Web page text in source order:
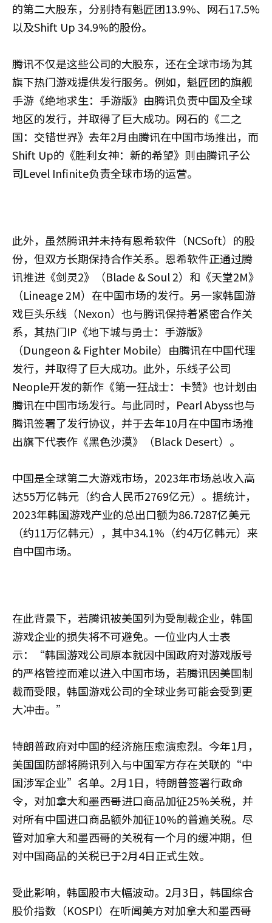
的第二大股东，分别持有魁匠团13.9%、网石17.5%
以及Shift Up 34.9%的股份。
腾讯不仅是这些公司的大股东，还在全球市场为其
旗下热门游戏提供发行服务。例如，魁匠团的旗舰
手游《绝地求生：手游版》由腾讯负责中国及全球
地区的发行，并取得了巨大成功。网石的《二之
国：交错世界》去年2月由腾讯在中国市场推出，而
Shift Up的《胜利女神：新的希望》则由腾讯子公
司Level Infinite负责全球市场的运营。
此外，虽然腾讯并未持有恩希软件（NCSoft）的股
份，但双方长期保持合作关系。恩希软件正通过腾
讯推进《剑灵2》（Blade & Soul 2）和《天堂2M》
（Lineage 2M）在中国市场的发行。另一家韩国游
戏巨头乐线（Nexon）也与腾讯保持着紧密合作关
系，其热门IP《地下城与勇士：手游版》
（Dungeon & Fighter Mobile）由腾讯在中国代理
发行，并取得了巨大成功。此外，乐线子公司
Neople开发的新作《第一狂战士：卡赞》也计划由
腾讯在中国市场发行。与此同时，Pearl Abyss也与
腾讯签署了发行协议，并于去年10月在中国市场推
出旗下代表作《黑色沙漠》（Black Desert）。
中国是全球第二大游戏市场，2023年市场总收入高
达55万亿韩元（约合人民币2769亿元）。据统计，
2023年韩国游戏产业的总出口额为86.7287亿美元
（约11万亿韩元），其中34.1%（约4万亿韩元）来
自中国市场。
在此背景下，若腾讯被美国列为受制裁企业，韩国
游戏企业的损失将不可避免。一位业内人士表
示：“韩国游戏公司原本就因中国政府对游戏版号
的严格管控而难以进入中国市场，若腾讯因美国制
裁而受限，韩国游戏公司的全球业务可能会受到更
大冲击。”
特朗普政府对中国的经济施压愈演愈烈。今年1月，
美国国防部将腾讯列入与中国军方存在关联的“中
国涉军企业”名单。2月1日，特朗普签署行政命
令，对加拿大和墨西哥进口商品加征25%关税，并
对所有中国进口商品额外加征10%的普遍关税。尽
管对加拿大和墨西哥的关税有一个月的缓冲期，但
对中国商品的关税已于2月4日正式生效。
受此影响，韩国股市大幅波动。2月3日，韩国综合
股价指数（KOSPI）在听闻美方对加拿大和墨西哥